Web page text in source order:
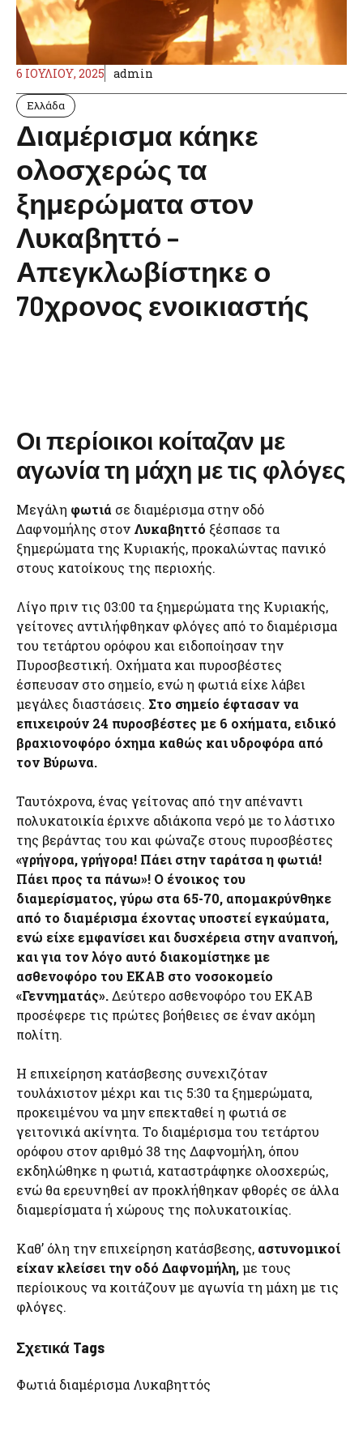
6 ΙΟΥΛΊΟΥ, 2025 admin
Ελλάδα
Διαμέρισμα κάηκε
ολοσχερώς τα
ξημερώματα στον
Λυκαβηττό –
Απεγκλωβίστηκε ο
70χρονος ενοικιαστής
Οι περίοικοι κοίταζαν με
αγωνία τη μάχη με τις φλόγες
Μεγάλη φωτιά σε διαμέρισμα στην οδό
Δαφνομήλης στον Λυκαβηττό ξέσπασε τα
ξημερώματα της Κυριακής, προκαλώντας πανικό
στους κατοίκους της περιοχής.
Λίγο πριν τις 03:00 τα ξημερώματα της Κυριακής,
γείτονες αντιλήφθηκαν φλόγες από το διαμέρισμα
του τετάρτου ορόφου και ειδοποίησαν την
Πυροσβεστική. Οχήματα και πυροσβέστες
έσπευσαν στο σημείο, ενώ η φωτιά είχε λάβει
μεγάλες διαστάσεις. Στο σημείο έφτασαν να
επιχειρούν 24 πυροσβέστες με 6 οχήματα, ειδικό
βραχιονοφόρο όχημα καθώς και υδροφόρα από
τον Βύρωνα.
Ταυτόχρονα, ένας γείτονας από την απέναντι
πολυκατοικία έριχνε αδιάκοπα νερό με το λάστιχο
της βεράντας του και φώναζε στους πυροσβέστες
«γρήγορα, γρήγορα! Πάει στην ταράτσα η φωτιά!
Πάει προς τα πάνω»! Ο ένοικος του
διαμερίσματος, γύρω στα 65-70, απομακρύνθηκε
από το διαμέρισμα έχοντας υποστεί εγκαύματα,
ενώ είχε εμφανίσει και δυσχέρεια στην αναπνοή,
και για τον λόγο αυτό διακομίστηκε με
ασθενοφόρο του ΕΚΑΒ στο νοσοκομείο
«Γεννηματάς».Δεύτερο ασθενοφόρο του ΕΚΑΒ
προσέφερε τις πρώτες βοήθειες σε έναν ακόμη
πολίτη.
Η επιχείρηση κατάσβεσης συνεχιζόταν
τουλάχιστον μέχρι και τις 5:30 τα ξημερώματα,
προκειμένου να μην επεκταθεί η φωτιά σε
γειτονικά ακίνητα. Το διαμέρισμα του τετάρτου
ορόφου στον αριθμό 38 της Δαφνομήλη, όπου
εκδηλώθηκε η φωτιά, καταστράφηκε ολοσχερώς,
ενώ θα ερευνηθεί αν προκλήθηκαν φθορές σε άλλα
διαμερίσματα ή χώρους της πολυκατοικίας.
Καθ’ όλη την επιχείρηση κατάσβεσης, αστυνομικοί
είχαν κλείσει την οδό Δαφνομήλη,με τους
περίοικους να κοιτάζουν με αγωνία τη μάχη με τις
φλόγες.
Σχετικά Tags
Φωτιά διαμέρισμα Λυκαβηττός